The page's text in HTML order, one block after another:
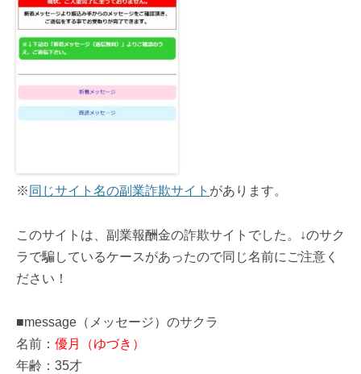
※ 同じサイト名の副業詐欺サイト があります。
このサイトは、副業報酬金の詐欺サイトでした。↓のサク
ラで騙しているケースがあったので同じ名前にご注意く
ださい！
■message（メッセージ）のサクラ
名前： 優月（ゆづき）
年齢：35才